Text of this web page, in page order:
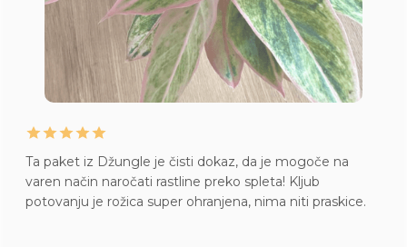
Ta paket iz Džungle je čisti dokaz, da je mogoče na
varen način naročati rastline preko spleta! Kljub
potovanju je rožica super ohranjena, nima niti praskice.